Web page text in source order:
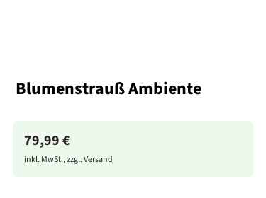
Blumenstrauß Ambiente
79,99 €
inkl. MwSt., zzgl. Versand